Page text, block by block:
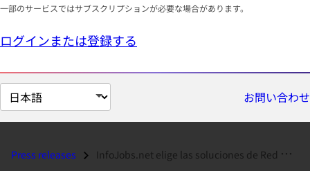
一部のサービスではサブスクリプションが必要な場合があります。
ログインまたは登録する
ペ
ー
の
お問い合わせ
Press releases InfoJobs.net elige las soluciones de Red Hat y JBoss para su plataform...